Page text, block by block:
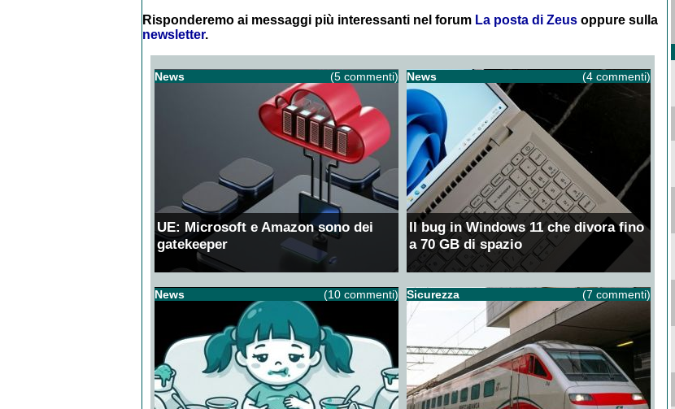
Risponderemo ai messaggi più interessanti nel forum La posta di Zeusoppure sulla
newsletter.
News (5 commenti)
UE: Microsoft e Amazon sono dei
gatekeeper
News (4 commenti)
Il bug in Windows 11 che divora fino
a 70 GB di spazio
News (10 commenti) Sicurezza (7 commenti)